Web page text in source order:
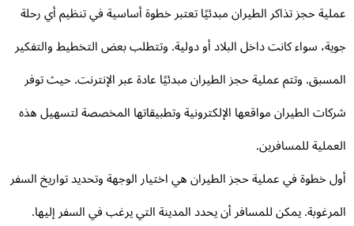
حجز تذاكر الطيران مبدئيًا تعتبر خطوة أساسية في تنظيم أي رحلة
سواء كانت داخل البلاد أو دولية. وتتطلب بعض التخطيط والتفكير
وتتم عملية حجز الطيران مبدئيًا عادة عبر الإنترنت. حيث توفر
الطيران مواقعها الإلكترونية وتطبيقاتها المخصصة لتسهيل هذه
للمسافرين.
خطوة في عملية حجز الطيران هي اختيار الوجهة وتحديد تواريخ السفر
يمكن للمسافر أن يحدد المدينة التي يرغب في السفر إليها.